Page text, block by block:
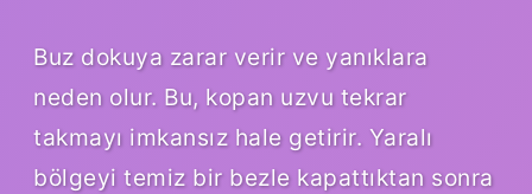
Buz dokuya zarar verir ve yanıklara
neden olur. Bu, kopan uzvu tekrar
takmayı imkansız hale getirir. Yaralı
bölgeyi temiz bir bezle kapattıktan sonra